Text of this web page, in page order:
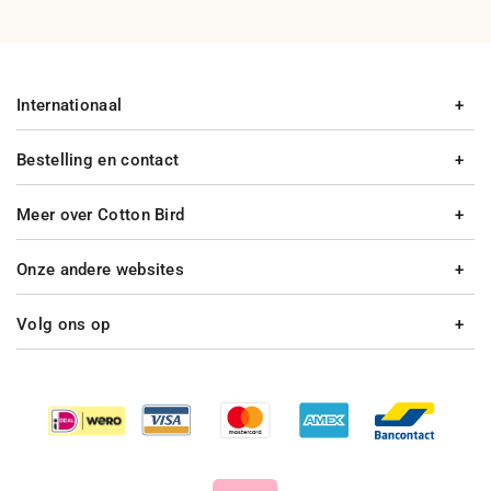
Bestelling en contact
Meer over Cotton Bird
Internationaal
Onze andere websites
Volg ons op